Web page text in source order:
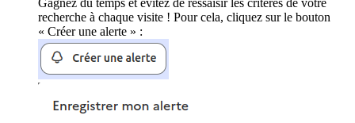
Gagnez du temps et évitez de ressaisir les critères de votre
recherche à chaque visite ! Pour cela, cliquez sur le bouton
« Créer une alerte » :